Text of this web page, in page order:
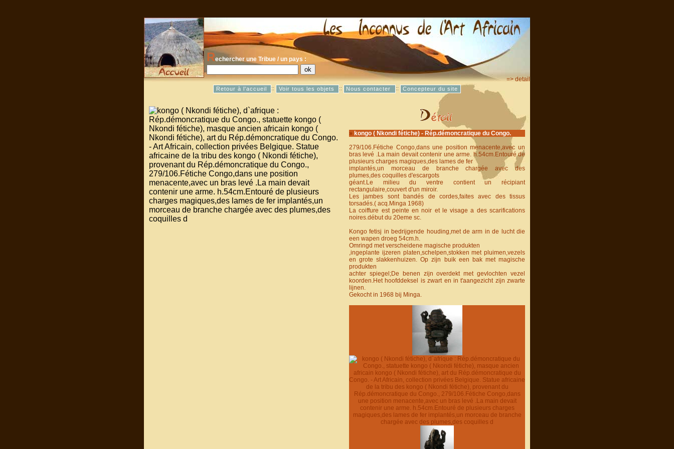
Rechercher une Tribue / un pays :
=> detail
Retour à l'accueil :: Voir tous les objets :: Nous contacter :: Concepteur du site
» kongo ( Nkondi fétiche) - Rép.démoncratique du Congo.
279/106.Fétiche Congo,dans une position menacente,avec un
bras levé .La main devait contenir une arme. h.54cm.Entouré de
plusieurs charges magiques,des lames de fer
implantés,un morceau de branche chargée avec des
plumes,des coquilles d'escargots
géant.Le milieu du ventre contient un récipiant
rectangulaire,couvert d'un miroir.
Les jambes sont bandés de cordes,faites avec des tissus
torsadés.( acq.Minga 1968)
La coiffure est peinte en noir et le visage a des scarifications
noires.début du 20eme sc.
Kongo fetisj in bedrijgende houding,met de arm in de lucht die
een wapen droeg 54cm.h.
Omringd met verscheidene magische produkten
,ingeplante ijzeren platen,schelpen,stokken met pluimen,vezels
en grote slakkenhuizen. Op zijn buik een bak met magische
produkten
achter spiegel;De benen zijn overdekt met gevlochten vezel
koorden.Het hoofddeksel is zwart en in t'aangezicht zijn zwarte
lijnen.
Gekocht in 1968 bij Minga.